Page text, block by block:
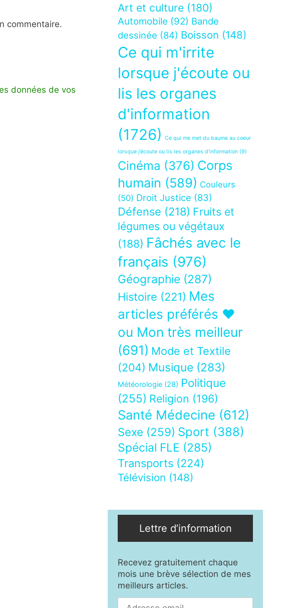
commentaire.
données de vos
Art et culture (180)
Automobile (92) Bande
dessinée (84) Boisson (148)
Ce qui m'irrite
lorsque j'écoute ou
lis les organes
d'information
(1726)
Ce qui me met du baume au coeur
lorsque j’écoute ou lis les organes d’information (9)
Cinéma (376) Corps
humain (589) Couleurs
(50) Droit Justice (83)
Défense (218) Fruits et
légumes ou végétaux
(188) Fâchés avec le
français (976)
Géographie (287)
Histoire (221) Mes
articles préférés ❤
ou Mon très meilleur
(691) Mode et Textile
(204) Musique (283)
Météorologie (28) Politique
(255) Religion (196)
Santé Médecine (612)
Sexe (259) Sport (388)
Spécial FLE (285)
Transports (224)
Télévision (148)
Lettre d’information
Recevez gratuitement chaque
mois une brève sélection de mes
meilleurs articles.